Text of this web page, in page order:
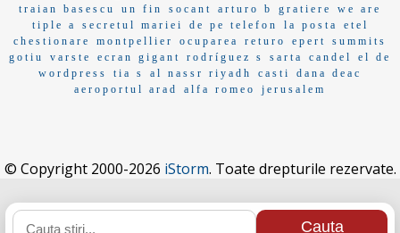
traian basescu
un fin socant arturo b gratiere
we are
tiple a
secretul mariei de pe telefon la posta
etel
chestionare
montpellier ocuparea returo epert
summits
gotiu
varste ecran gigant rodríguez s sarta candel
el de
wordpress
tia s al nassr riyadh casti
dana deac
aeroportul arad
alfa romeo jerusalem
© Copyright 2000-2026 iStorm. Toate drepturile rezervate.